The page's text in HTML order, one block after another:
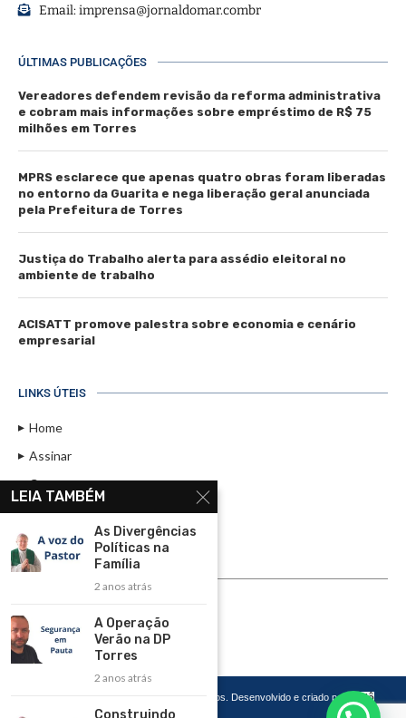
Email:imprensa@jornaldomar.combr
ÚLTIMAS PUBLICAÇÕES
Vereadores defendem revisão da reforma administrativa
e cobram mais informações sobre empréstimo de R$ 75
milhões em Torres
MPRS esclarece que apenas quatro obras foram liberadas
no entorno da Guarita e nega liberação geral anunciada
pela Prefeitura de Torres
Justiça do Trabalho alerta para assédio eleitoral no
ambiente de trabalho
ACISATT promove palestra sobre economia e cenário
empresarial
LINKS ÚTEIS
Home
Assinar
Contato
Política de Privacidade
Rádio Maristela - Ao Vivo
Copyright 2026 – Todos os Direitos Reservados. Desenvolvido e criado por
Cadô
Agência de Marketing
LEIA TAMBÉM
As Divergências
Políticas na
Família
2 anos atrás
A Operação
Verão na DP
Torres
2 anos atrás
Construindo